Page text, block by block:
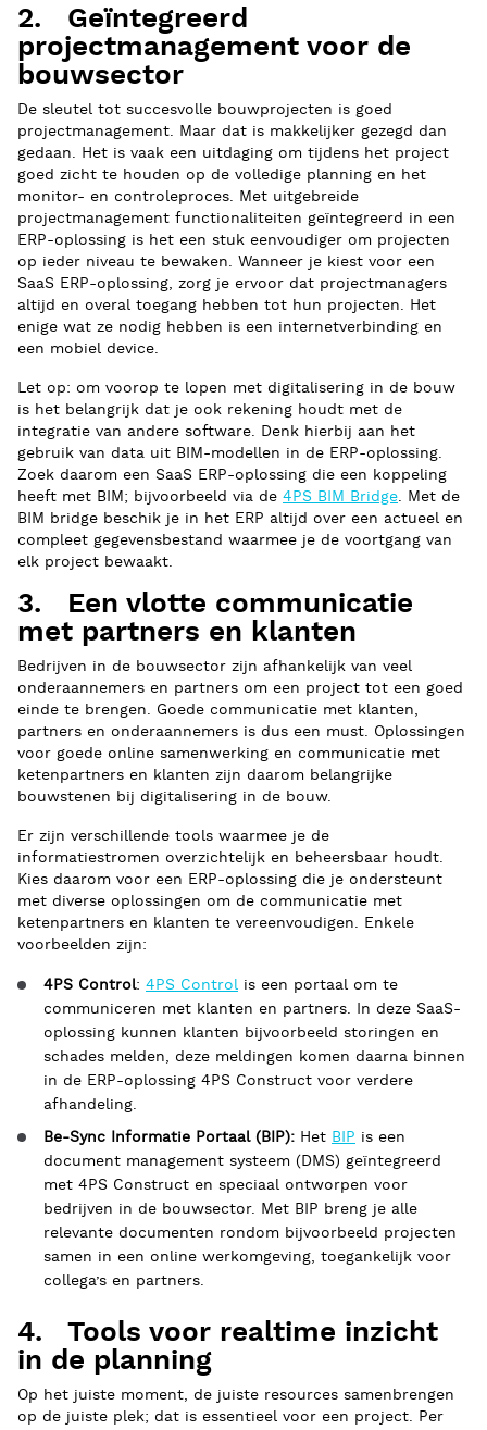
2. Geïntegreerd
projectmanagement voor de
bouwsector
De sleutel tot succesvolle bouwprojecten is goed
projectmanagement. Maar dat is makkelijker gezegd dan
gedaan. Het is vaak een uitdaging om tijdens het project
goed zicht te houden op de volledige planning en het
monitor- en controleproces. Met uitgebreide
projectmanagement functionaliteiten geïntegreerd in een
ERP-oplossing is het een stuk eenvoudiger om projecten
op ieder niveau te bewaken. Wanneer je kiest voor een
SaaS ERP-oplossing, zorg je ervoor dat projectmanagers
altijd en overal toegang hebben tot hun projecten. Het
enige wat ze nodig hebben is een internetverbinding en
een mobiel device.
Let op: om voorop te lopen met digitalisering in de bouw
is het belangrijk dat je ook rekening houdt met de
integratie van andere software. Denk hierbij aan het
gebruik van data uit BIM-modellen in de ERP-oplossing.
Zoek daarom een SaaS ERP-oplossing die een koppeling
heeft met BIM; bijvoorbeeld via de 4PS BIM Bridge. Met de
BIM bridge beschik je in het ERP altijd over een actueel en
compleet gegevensbestand waarmee je de voortgang van
elk project bewaakt.
3. Een vlotte communicatie
met partners en klanten
Bedrijven in de bouwsector zijn afhankelijk van veel
onderaannemers en partners om een project tot een goed
einde te brengen. Goede communicatie met klanten,
partners en onderaannemers is dus een must. Oplossingen
voor goede online samenwerking en communicatie met
ketenpartners en klanten zijn daarom belangrijke
bouwstenen bij digitalisering in de bouw.
Er zijn verschillende tools waarmee je de
informatiestromen overzichtelijk en beheersbaar houdt.
Kies daarom voor een ERP-oplossing die je ondersteunt
met diverse oplossingen om de communicatie met
ketenpartners en klanten te vereenvoudigen. Enkele
voorbeelden zijn:
4PS Control: 4PS Control is een portaal om te
communiceren met klanten en partners. In deze SaaS-
oplossing kunnen klanten bijvoorbeeld storingen en
schades melden, deze meldingen komen daarna binnen
in de ERP-oplossing 4PS Construct voor verdere
afhandeling.
Be-Sync Informatie Portaal (BIP): Het BIP is een
document management systeem (DMS) geïntegreerd
met 4PS Construct en speciaal ontworpen voor
bedrijven in de bouwsector. Met BIP breng je alle
relevante documenten rondom bijvoorbeeld projecten
samen in een online werkomgeving, toegankelijk voor
collega’s en partners.
4. Tools voor realtime inzicht
in de planning
Op het juiste moment, de juiste resources samenbrengen
op de juiste plek; dat is essentieel voor een project. Per